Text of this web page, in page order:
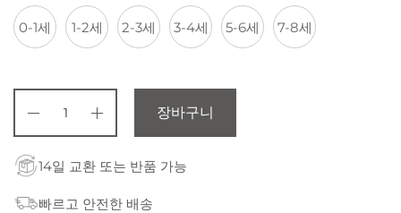
0-1세 1-2세 2-3세 3-4세 5-6세 7-8세
장바구니
14일 교환 또는 반품 가능
빠르고 안전한 배송